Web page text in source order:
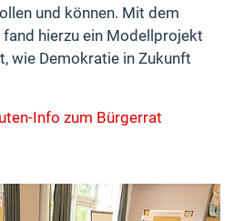
und können. Mit dem
fand hierzu ein Modellprojekt
wie Demokratie in Zukunft
Info zum Bürgerrat